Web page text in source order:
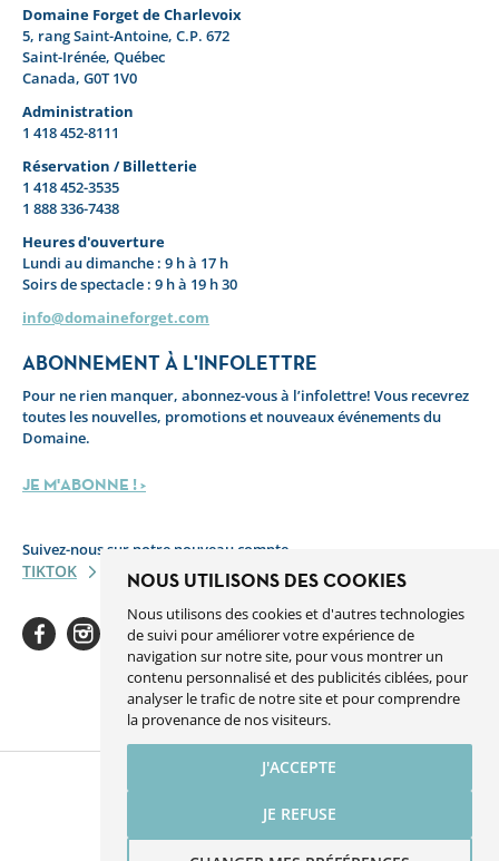
NOUS UTILISONS DES COOKIES
Nous utilisons des cookies et d'autres technologies
de suivi pour améliorer votre expérience de
navigation sur notre site, pour vous montrer un
contenu personnalisé et des publicités ciblées, pour
analyser le trafic de notre site et pour comprendre
la provenance de nos visiteurs.
J'ACCEPTE
JE REFUSE
Domaine Forget de Charlevoix
5, rang Saint-Antoine, C.P. 672
Saint-Irénée, Québec
Canada, G0T 1V0
Administration
1 418 452-8111
Réservation / Billetterie
1 418 452-3535
1 888 336-7438
Heures d'ouverture
Lundi au dimanche : 9 h à 17 h
Soirs de spectacle : 9 h à 19 h 30
info@domaineforget.com
ABONNEMENT À L'INFOLETTRE
Pour ne rien manquer, abonnez-vous à l’infolettre! Vous recevrez
toutes les nouvelles, promotions et nouveaux événements du
Domaine.
JE M'ABONNE ! >
Suivez-nous sur notre nouveau compte
TIKTOK
InstagramYoutubeLinkedinSpotify
Une réalisation de Sigmund.ca